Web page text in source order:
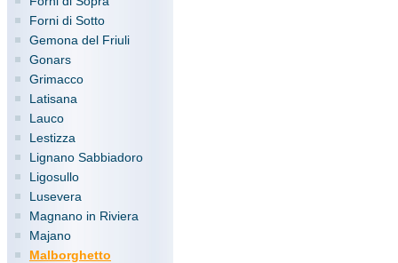
Forni di Sotto
Gemona del Friuli
Gonars
Grimacco
Latisana
Lauco
Lestizza
Lignano Sabbiadoro
Ligosullo
Lusevera
Magnano in Riviera
Majano
Malborghetto